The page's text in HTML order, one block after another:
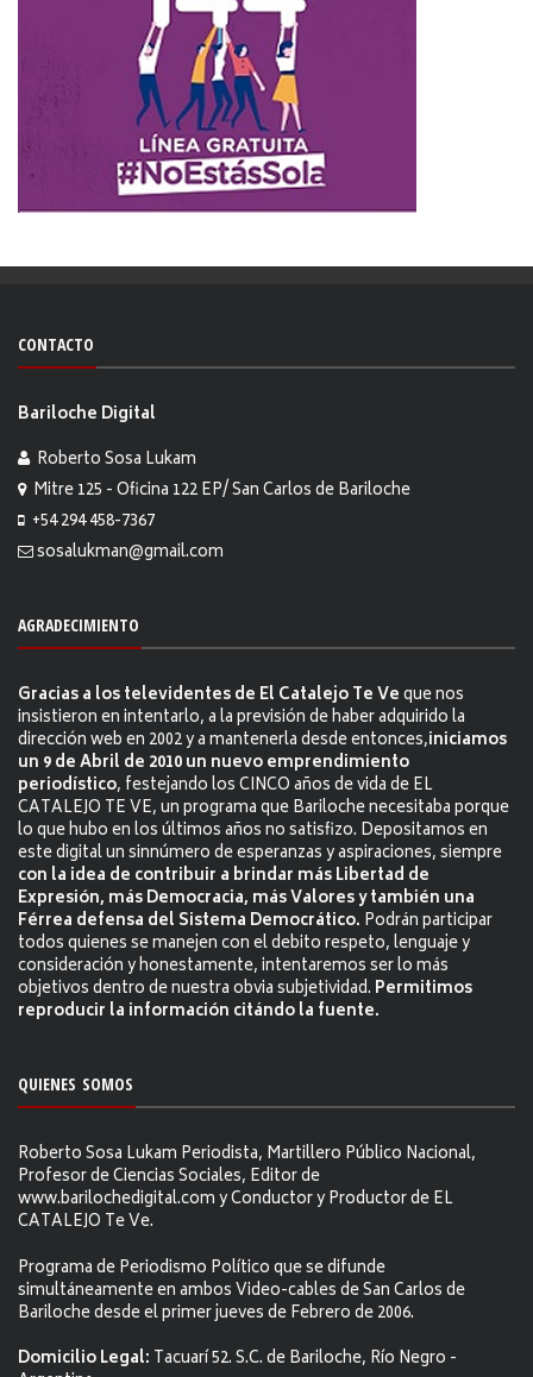
CONTACTO
Bariloche Digital
Roberto Sosa Lukam
Mitre 125 - Oficina 122 EP/ San Carlos de Bariloche
+54 294 458-7367
sosalukman@gmail.com
AGRADECIMIENTO
Gracias a los televidentes de El Catalejo Te Veque nos
insistieron en intentarlo, a la previsión de haber adquirido la
dirección web en 2002 y a mantenerla desde entonces,iniciamos
un 9 de Abril de 2010 un nuevo emprendimiento
periodístico, festejando los CINCO años de vida de EL
CATALEJO TE VE, un programa que Bariloche necesitaba porque
lo que hubo en los últimos años no satisfizo. Depositamos en
este digital un sinnúmero de esperanzas y aspiraciones, siempre
con la idea de contribuir a brindar más Libertad de
Expresión, más Democracia, más Valores y también una
Férrea defensa del Sistema Democrático. Podrán participar
todos quienes se manejen con el debito respeto, lenguaje y
consideración y honestamente, intentaremos ser lo más
objetivos dentro de nuestra obvia subjetividad. Permitimos
reproducir la información citándo la fuente.
QUIENES SOMOS
Roberto Sosa Lukam Periodista, Martillero Público Nacional,
Profesor de Ciencias Sociales, Editor de
www.barilochedigital.com y Conductor y Productor de EL
CATALEJO Te Ve.
Programa de Periodismo Político que se difunde
simultáneamente en ambos Video-cables de San Carlos de
Bariloche desde el primer jueves de Febrero de 2006.
Domicilio Legal: Tacuarí 52. S.C. de Bariloche, Río Negro -